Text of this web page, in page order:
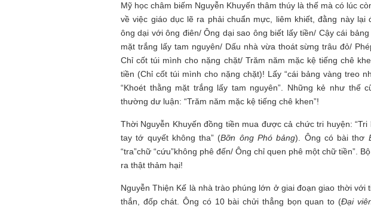
Mỹ học châm biếm Nguyễn Khuyến thâm thúy là thế mà có lúc
về việc giáo dục lẽ ra phải chuẩn mực, liêm khiết, đằng này lại
ông dại với ông điên/ Ông dại sao ông biết lấy tiền/ Cậy cái
mặt trắng lấy tam nguyên/ Dấu nhà vừa thoát sừng trâu đỏ/
Chỉ cốt túi mình cho nặng chặt/ Trăm năm mặc kệ tiếng chê
tiền (Chỉ cốt túi mình cho nặng chặt)! Lấy “cái bảng vàng treo
“Khoét thằng mặt trắng lấy tam nguyên”. Những kẻ như thế
thường dư luận: “Trăm năm mặc kệ tiếng chê khen”!
Thời Nguyễn Khuyến đồng tiền mua được cả chức tri huyện:
tay tớ quyết không tha” (Bỡn ông Phó bảng). Ông có bài thơ
“tra”chữ “cứu”không phê đến/ Ông chỉ quen phê một chữ tiền”.
ra thật thảm hại!
Nguyễn Thiện Kế là nhà trào phúng lớn ở giai đoạn giao thời với
thắn, đốp chát. Ông có 10 bài chửi thẳng bọn quan to (Đại